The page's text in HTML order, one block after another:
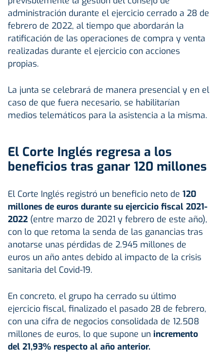
administración durante el ejercicio cerrado a 28 de
febrero de 2022, al tiempo que abordarán la
ratificación de las operaciones de compra y venta
realizadas durante el ejercicio con acciones
propias.
La junta se celebrará de manera presencial y en el
caso de que fuera necesario, se habilitarían
medios telemáticos para la asistencia a la misma.
El Corte Inglés regresa a los
beneficios tras ganar 120 millones
El Corte Inglés registró un beneficio neto de 120
millones de euros durante su ejercicio fiscal 2021-
2022 (entre marzo de 2021 y febrero de este año),
con lo que retoma la senda de las ganancias tras
anotarse unas pérdidas de 2.945 millones de
euros un año antes debido al impacto de la crisis
sanitaria del Covid-19.
En concreto, el grupo ha cerrado su último
ejercicio fiscal, finalizado el pasado 28 de febrero,
con una cifra de negocios consolidada de 12.508
millones de euros, lo que supone un incremento
del 21,93% respecto al año anterior.